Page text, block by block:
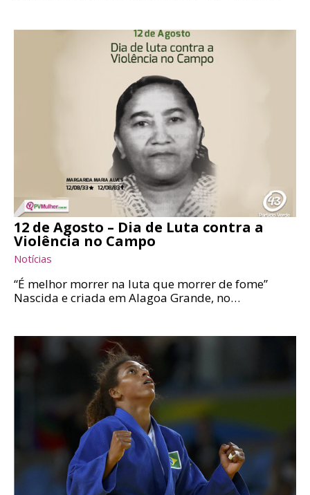
12 de Agosto – Dia de Luta contra a
Violência no Campo
Notícias
“É melhor morrer na luta que morrer de fome”
Nascida e criada em Alagoa Grande, no…